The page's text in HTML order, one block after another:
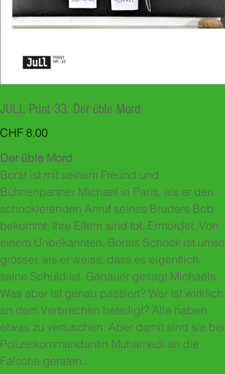
JULL Print 33: Der üble Mord
Preis
CHF 8.00
Der üble Mord
Borat ist mit seinem Freund und
Bühnenpartner Michael in Paris, als er den
schockierenden Anruf seines Bruders Bob
bekommt: Ihre Eltern sind tot. Ermordet. Von
einem Unbekannten. Borats Schock ist umso
grösser, als er weiss, dass es eigentlich
seine Schuld ist. Genauer gesagt Michaels.
Was aber ist genau passiert? Wer ist wirklich
an dem Verbrechen beteiligt? Alle haben
etwas zu vertuschen. Aber damit sind sie bei
Polizeikommandantin Muhamedi an die
Falsche geraten...